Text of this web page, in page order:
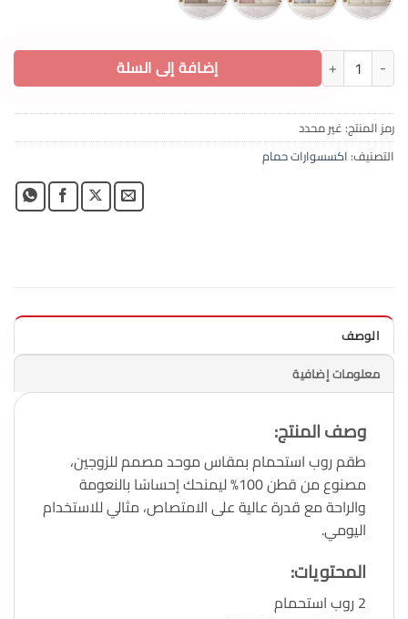
كمية طقم روب استحمام للزوجين 12 قطعة قطن 100% مع مناشف وشباشب نعومة وفخامة إضافة إلى السلة
رمز المنتج: غير محدد
التصنيف: اكسسوارات حمام
الوصف
معلومات إضافية
وصف المنتج:
طقم روب استحمام بمقاس موحد مصمم للزوجين،
مصنوع من قطن 100% ليمنحك إحساسًا بالنعومة
والراحة مع قدرة عالية على الامتصاص، مثالي للاستخدام
اليومي.
المحتويات:
2 روب استحمام